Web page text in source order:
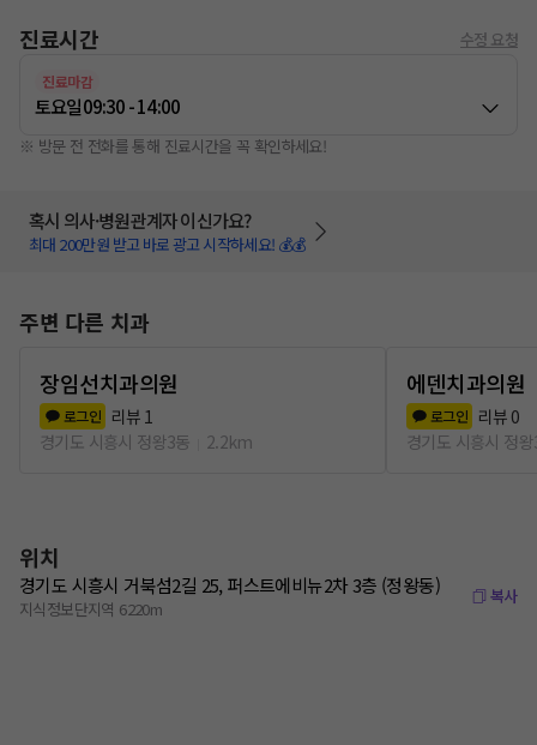
진료시간 수정 요청
진료마감
토요일09:30 - 14:00
※ 방문 전 전화를 통해 진료시간을 꼭 확인하세요!
혹시 의사·병원관계자 이신가요?
최대 200만원 받고 바로 광고 시작하세요! 💰💰
주변 다른 치과
장임선치과의원
로그인 리뷰 1
경기도 시흥시 정왕3동
2.2km
에덴치과의원
로그인 리뷰 0
경기도 시흥시 정
위치
경기도 시흥시 거북섬2길 25, 퍼스트에비뉴2차 3층 (정왕동)
지식정보단지역 6220m
복사